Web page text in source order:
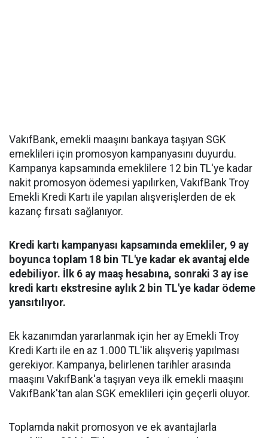
VakıfBank, emekli maaşını bankaya taşıyan SGK
emeklileri için promosyon kampanyasını duyurdu.
Kampanya kapsamında emeklilere 12 bin TL'ye kadar
nakit promosyon ödemesi yapılırken, VakıfBank Troy
Emekli Kredi Kartı ile yapılan alışverişlerden de ek
kazanç fırsatı sağlanıyor.
Kredi kartı kampanyası kapsamında emekliler, 9 ay
boyunca toplam 18 bin TL'ye kadar ek avantaj elde
edebiliyor. İlk 6 ay maaş hesabına, sonraki 3 ay ise
kredi kartı ekstresine aylık 2 bin TL'ye kadar ödeme
yansıtılıyor.
Ek kazanımdan yararlanmak için her ay Emekli Troy
Kredi Kartı ile en az 1.000 TL'lik alışveriş yapılması
gerekiyor. Kampanya, belirlenen tarihler arasında
maaşını VakıfBank'a taşıyan veya ilk emekli maaşını
VakıfBank'tan alan SGK emeklileri için geçerli oluyor.
Toplamda nakit promosyon ve ek avantajlarla